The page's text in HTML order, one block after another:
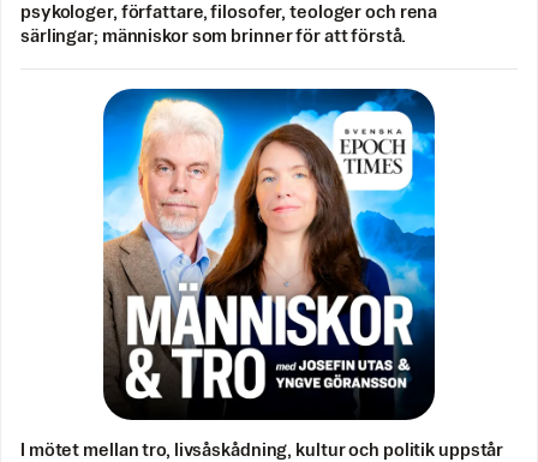
psykologer, författare, filosofer, teologer och rena
särlingar; människor som brinner för att förstå.
I mötet mellan tro, livsåskådning, kultur och politik uppstår